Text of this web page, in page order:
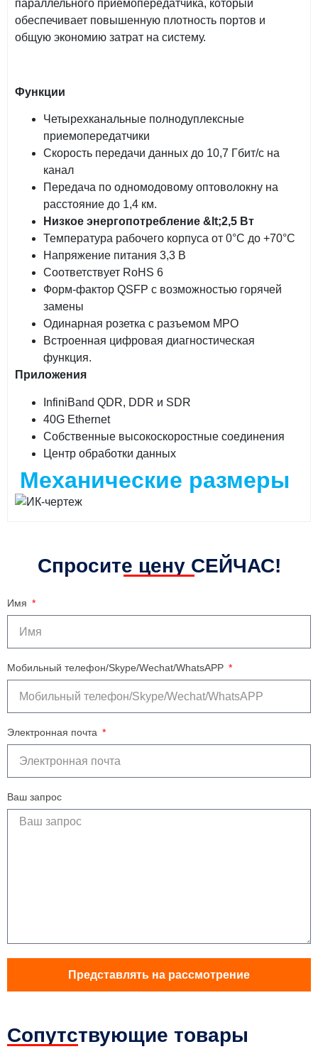
параллельного приемопередатчика, который
обеспечивает повышенную плотность портов и
общую экономию затрат на систему.
Функции
Четырехканальные полнодуплексные
приемопередатчики
Скорость передачи данных до 10,7 Гбит/с на
канал
Передача по одномодовому оптоволокну на
расстояние до 1,4 км.
Низкое энергопотребление &lt;2,5 Вт
Температура рабочего корпуса от 0°C до +70°C
Напряжение питания 3,3 В
Соответствует RoHS 6
Форм-фактор QSFP с возможностью горячей
замены
Одинарная розетка с разъемом MPO
Встроенная цифровая диагностическая
функция.
Приложения
InfiniBand QDR, DDR и SDR
40G Ethernet
Собственные высокоскоростные соединения
Центр обработки данных
Механические размеры
Спросите цену СЕЙЧАС!
Имя
Мобильный телефон/Skype/Wechat/WhatsAPP
Электронная почта
Ваш запрос
Представлять на рассмотрение
Сопутствующие товары